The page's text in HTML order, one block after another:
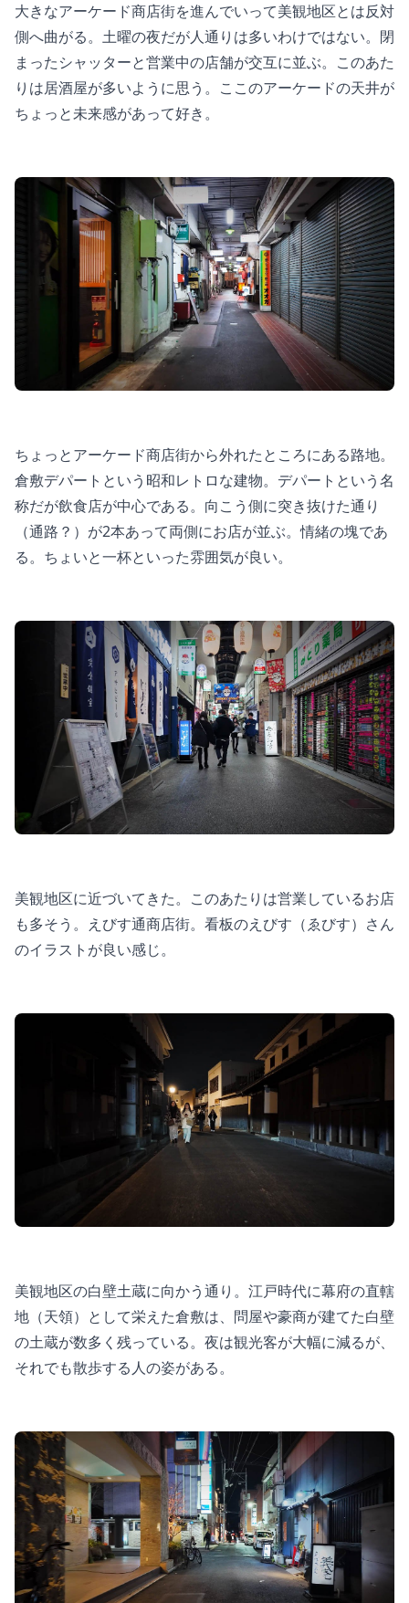
大きなアーケード商店街を進んでいって美観地区とは反対
側へ曲がる。土曜の夜だが人通りは多いわけではない。閉
まったシャッターと営業中の店舗が交互に並ぶ。このあた
りは居酒屋が多いように思う。ここのアーケードの天井が
ちょっと未来感があって好き。
ちょっとアーケード商店街から外れたところにある路地。
倉敷デパートという昭和レトロな建物。デパートという名
称だが飲食店が中心である。向こう側に突き抜けた通り
（通路？）が2本あって両側にお店が並ぶ。情緒の塊であ
る。ちょいと一杯といった雰囲気が良い。
美観地区に近づいてきた。このあたりは営業しているお店
も多そう。えびす通商店街。看板のえびす（ゑびす）さん
のイラストが良い感じ。
美観地区の白壁土蔵に向かう通り。江戸時代に幕府の直轄
地（天領）として栄えた倉敷は、問屋や豪商が建てた白壁
の土蔵が数多く残っている。夜は観光客が大幅に減るが、
それでも散歩する人の姿がある。